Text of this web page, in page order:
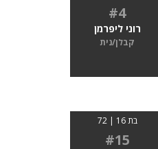
#4
רוני ליפרמן
קבלן/נית
בת 16 | 72
#15